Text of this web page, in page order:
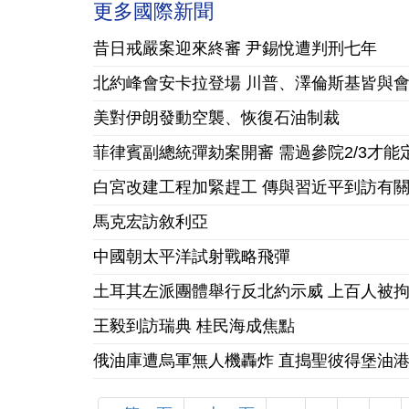
更多國際新聞
昔日戒嚴案迎來終審 尹錫悅遭判刑七年
北約峰會安卡拉登場 川普、澤倫斯基皆與會
美對伊朗發動空襲、恢復石油制裁
菲律賓副總統彈劾案開審 需過參院2/3才能
白宮改建工程加緊趕工 傳與習近平到訪有關
馬克宏訪敘利亞
中國朝太平洋試射戰略飛彈
土耳其左派團體舉行反北約示威 上百人被拘
王毅到訪瑞典 桂民海成焦點
俄油庫遭烏軍無人機轟炸 直搗聖彼得堡油